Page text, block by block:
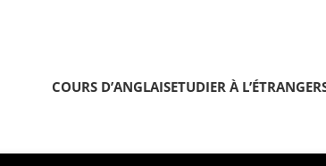
COURS D’ANGLAISETUDIER À L’ÉTRANGER